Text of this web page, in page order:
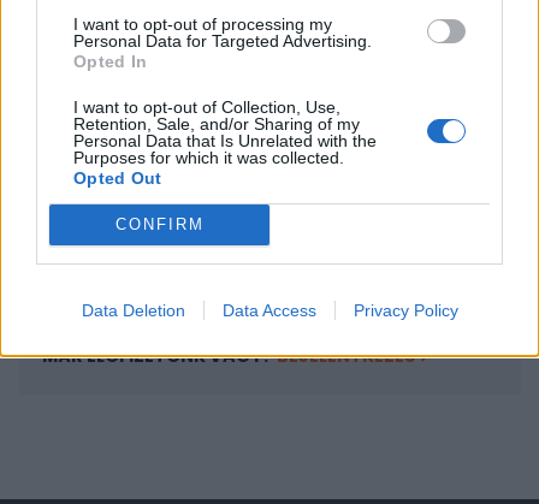
I want to opt-out of processing my
Personal Data for Targeted Advertising.
Opted In
I want to opt-out of Collection, Use,
Retention, Sale, and/or Sharing of my
Personal Data that Is Unrelated with the
Purposes for which it was collected.
Opted Out
CONFIRM
Data Deletion Data Access Privacy Policy
A keresett cikk a portfolio.hu hírarchívumához
tartozik, melynek olvasása előfizetéses
regisztrációhoz kötött.
Az előfizetés a következőket tartalmazza:
Portfolio.hu teljes cikkarchívum
Kötéslisták: BÉT elmúlt 2 év napon belüli
kötéslistái
Előfizetés
MÁR ELŐFIZETŐNK VAGY?BEJELENTKEZÉS